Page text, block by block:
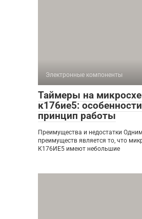
Электронные компоненты
Таймеры на
к176ие5:
принцип работы
Преимущества и недостатки
преимуществ является то, что
К176ИЕ5 имеют небольшие